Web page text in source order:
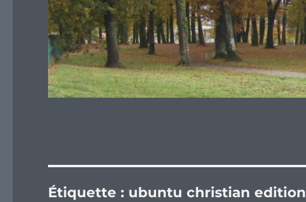
Étiquette : ubuntu christian edition